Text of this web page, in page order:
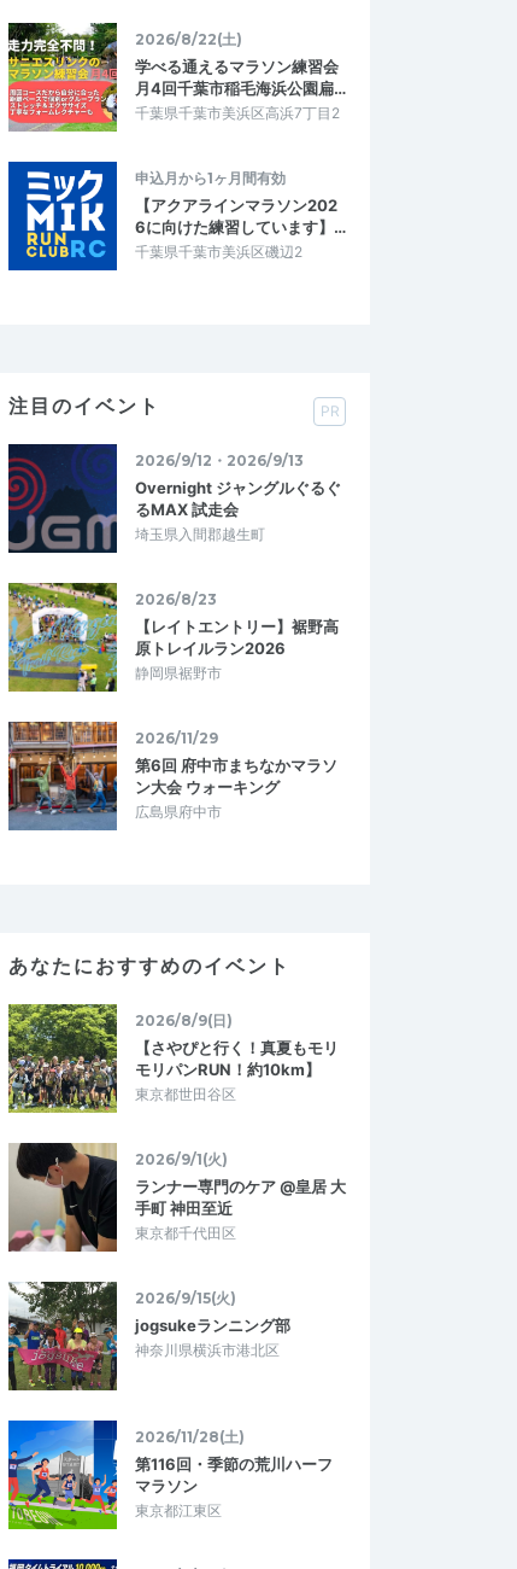
2026/8/22(土)
学べる通えるマラソン練習会
月4回千葉市稲毛海浜公園扁…
千葉県千葉市美浜区高浜7丁目2
申込月から1ヶ月間有効
【アクアラインマラソン202
6に向けた練習しています】…
千葉県千葉市美浜区磯辺2
注目のイベント PR
2026/9/12・2026/9/13
Overnight ジャングルぐるぐ
るMAX 試走会
埼玉県入間郡越生町
2026/8/23
【レイトエントリー】裾野高
原トレイルラン2026
静岡県裾野市
2026/11/29
第6回 府中市まちなかマラソ
ン大会 ウォーキング
広島県府中市
あなたにおすすめのイベント
2026/8/9(日)
【さやぴと行く！真夏もモリ
モリパンRUN！約10km】
東京都世田谷区
2026/9/1(火)
ランナー専門のケア @皇居 大
手町 神田至近
東京都千代田区
2026/9/15(火)
jogsukeランニング部
神奈川県横浜市港北区
2026/11/28(土)
第116回・季節の荒川ハーフ
マラソン
東京都江東区